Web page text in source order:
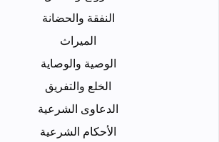
النفقة والحضانة
الميراث
الوصية والوصاية
الخلع والتفريق
الدعاوى الشرعية
الأحكام الشرعية